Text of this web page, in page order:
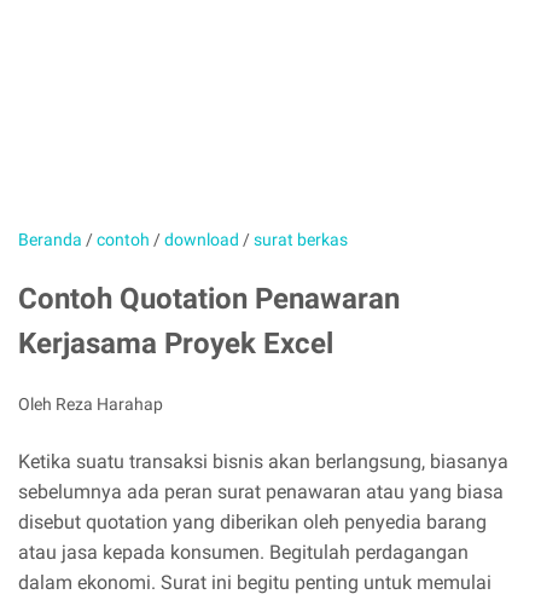
Beranda /contoh /download /surat berkas
Contoh Quotation Penawaran
Kerjasama Proyek Excel
Oleh Reza Harahap
Ketika suatu transaksi bisnis akan berlangsung, biasanya
sebelumnya ada peran surat penawaran atau yang biasa
disebut quotation yang diberikan oleh penyedia barang
atau jasa kepada konsumen. Begitulah perdagangan
dalam ekonomi. Surat ini begitu penting untuk memulai